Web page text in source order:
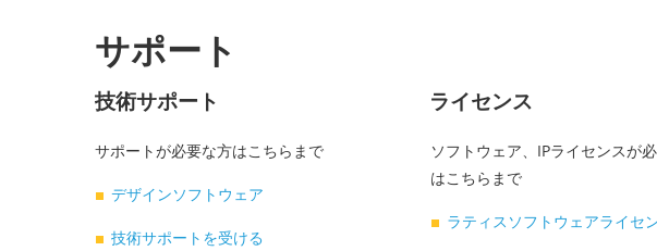
サポート
技術サポート
サポートが必要な方はこちらまで
デザインソフトウェア
技術サポートを受ける
ライセンス
ソフトウェア、IPライセンスが
はこちらまで
ラティスソフトウェアライセ